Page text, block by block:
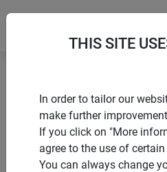
Accueil
Protection
Ruban décoratif en jute à
THIS SITE
In order to tailor our
make further
If you click on "More
agree to the use of
You can always change